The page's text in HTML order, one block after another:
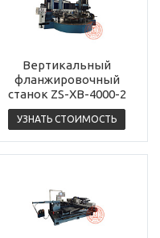
Вертикальный
фланжировочный
станок ZS-XB-4000-2
УЗНАТЬ СТОИМОСТЬ